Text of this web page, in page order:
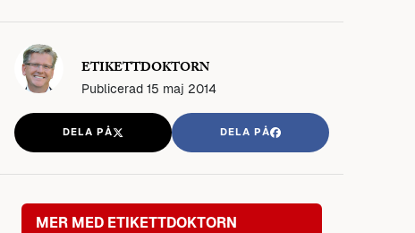
ETIKETTDOKTORN
Publicerad 15 maj 2014
DELA PÅ DELA PÅ
MER MED ETIKETTDOKTORN